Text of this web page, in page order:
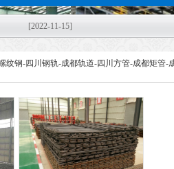
[2022-11-15]
[2022-11-08]
[2022-11-04]
[2022-10-27]
纹钢-四川钢轨-成都轨道-四川方管-成都矩管-